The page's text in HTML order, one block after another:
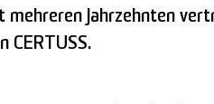
mehreren Jahrzehnten
CERTUSS.